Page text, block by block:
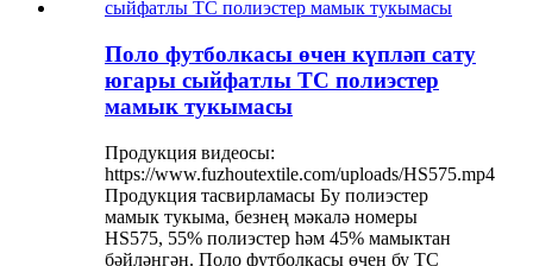
Поло футболкасы өчен күпләп сату
югары сыйфатлы TC полиэстер
мамык тукымасы
Продукция видеосы:
https://www.fuzhoutextile.com/uploads/HS575.mp4
Продукция тасвирламасы Бу полиэстер
мамык тукыма, безнең мәкалә номеры
HS575, 55% полиэстер һәм 45% мамыктан
бәйләнгән. Поло футболкасы өчен бу TC